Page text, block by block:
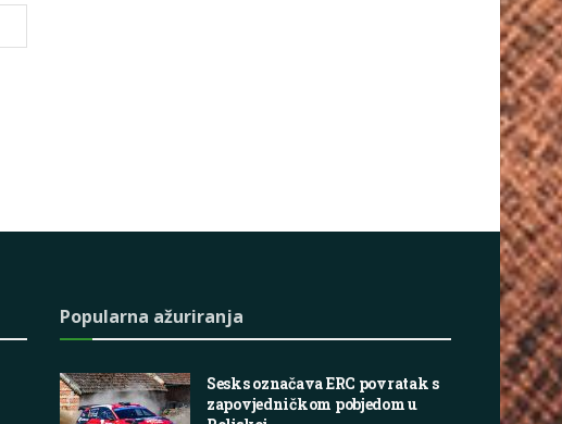
Popularna ažuriranja
Sesks označava ERC povratak s
zapovjedničkom pobjedom u